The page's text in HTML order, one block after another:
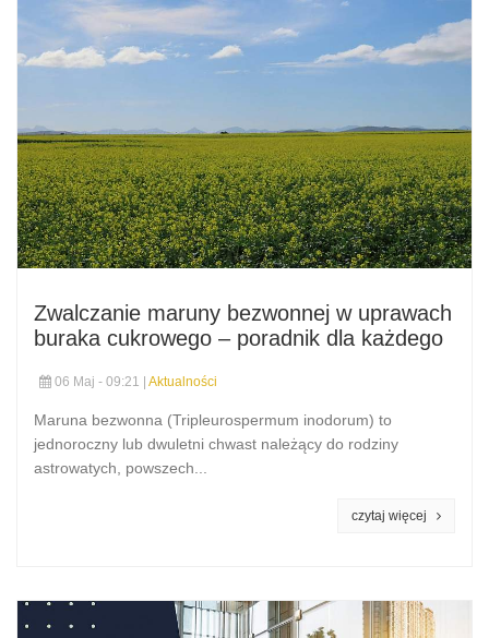
Zwalczanie maruny bezwonnej w uprawach
buraka cukrowego – poradnik dla każdego
06 Maj - 09:21 | Aktualności
Maruna bezwonna (Tripleurospermum inodorum) to
jednoroczny lub dwuletni chwast należący do rodziny
astrowatych, powszech...